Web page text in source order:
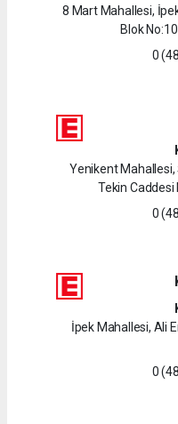
8 Mart Mahallesi,
Blok
0
Yenikent
Tekin Caddesi
0
İpek Mahallesi, Ali
0